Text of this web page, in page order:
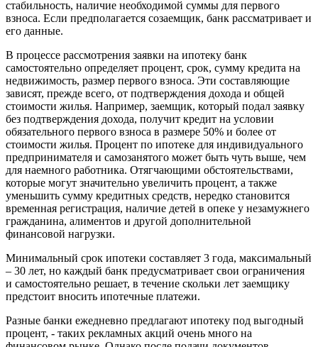
стабильность, наличие необходимой суммы для первого
взноса. Если предполагается созаемщик, банк рассматривает и
его данные.
В процессе рассмотрения заявки на ипотеку банк
самостоятельно определяет процент, срок, сумму кредита на
недвижимость, размер первого взноса. Эти составляющие
зависят, прежде всего, от подтверждения дохода и общей
стоимости жилья. Например, заемщик, который подал заявку
без подтверждения дохода, получит кредит на условии
обязательного первого взноса в размере 50% и более от
стоимости жилья. Процент по ипотеке для индивидуального
предпринимателя и самозанятого может быть чуть выше, чем
для наемного работника. Отягчающими обстоятельствами,
которые могут значительно увеличить процент, а также
уменьшить сумму кредитных средств, нередко становится
временная регистрация, наличие детей в опеке у незамужнего
гражданина, алиментов и другой дополнительной
финансовой нагрузки.
Минимальный срок ипотеки составляет 3 года, максимальный
– 30 лет, но каждый банк предусматривает свои ограничения
и самостоятельно решает, в течение скольки лет заемщику
предстоит вносить ипотечные платежи.
Разные банки ежедневно предлагают ипотеку под выгодный
процент, - таких рекламных акций очень много на